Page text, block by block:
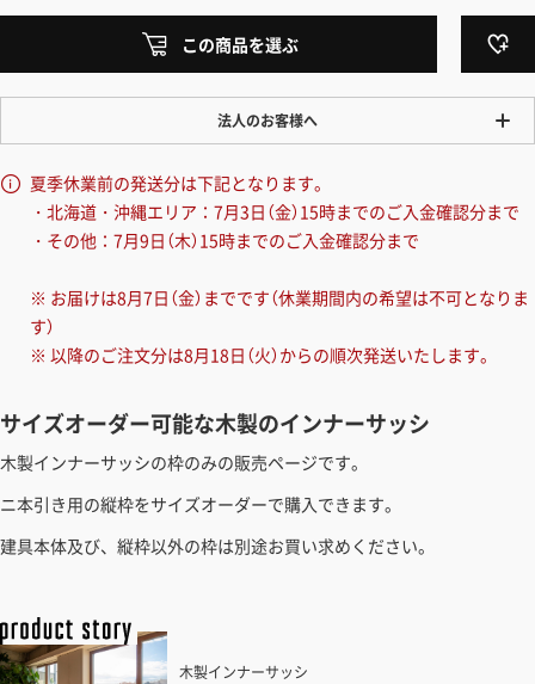
この商品を選ぶ
法人のお客様へ
ワンプライス販売
法人・個人様いずれも全て一律の価格で販売しております。法人/個人
事業主様には「請求書払い」も対応しています。
カートでのお見積り機能
「この商品を選ぶ」からご希望の商品をカートに入れていただき、お届
ことができます。お見積り書の出力も可能です。
夏季休業前の発送分は下記となります。
・北海道・沖縄エリア：7月3日（金）15時までのご入金確認分まで
・その他：7月9日（木）15時までのご入金確認分まで
※ お届けは8月7日（金）までです（休業期間内の希望は不可となりま
す）
※ 以降のご注文分は8月18日（火）からの順次発送いたします。
サイズオーダー可能な木製のインナーサッシ
木製インナーサッシの枠のみの販売ページです。
ニ本引き用の縦枠をサイズオーダーで購入できます。
建具本体及び、縦枠以外の枠は別途お買い求めください。
木製インナーサッシ